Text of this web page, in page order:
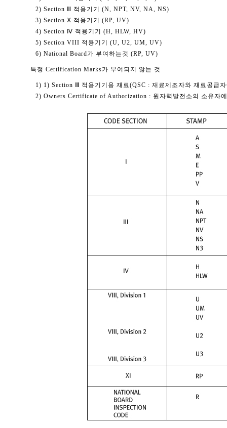
2) Section Ⅲ 적용기기 (N, NPT, NV, NA, NS)
3) Section Ⅹ 적용기기 (RP, UV)
4) Section Ⅳ 적용기기 (H, HLW, HV)
5) Section VIII 적용기기 (U, U2, UM, UV)
6) National Board가 부여하는것 (RP, UV)
특정 Certification Marks가 부여되지 않는 것
1) 1) Section Ⅲ 적용기기용 재료(QSC : 재료제조자와 재료공급
2) Owners Certificate of Authorization : 원자력발전소의 소유자